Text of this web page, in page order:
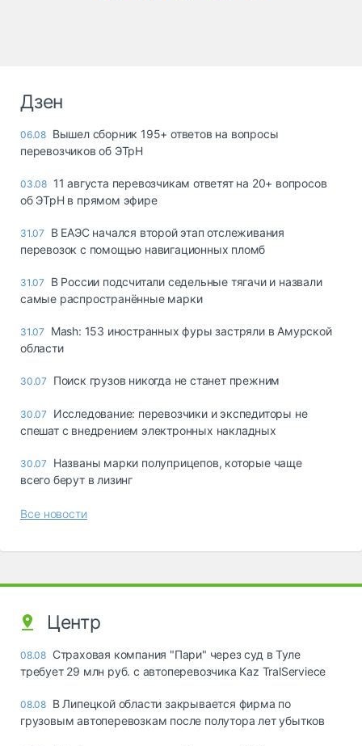
Дзен
06.08 Вышел сборник 195+ ответов на вопросы
перевозчиков об ЭТрН
03.08 11 августа перевозчикам ответят на 20+ вопросов
об ЭТрН в прямом эфире
31.07
В ЕАЭС начался второй этап отслеживания
перевозок с помощью навигационных пломб
31.07
В России подсчитали седельные тягачи и назвали
самые распространённые марки
31.07
Mash: 153 иностранных фуры застряли в Амурской
области
30.07 Поиск грузов никогда не станет прежним
30.07
Исследование: перевозчики и экспедиторы не
спешат с внедрением электронных накладных
30.07
Названы марки полуприцепов, которые чаще
всего берут в лизинг
Все новости
Центр
08.08 Страховая компания "Пари" через суд в Туле
требует 29 млн руб. с автоперевозчика Kaz TralServiece
08.08 В Липецкой области закрывается фирма по
грузовым автоперевозкам после полутора лет убытков